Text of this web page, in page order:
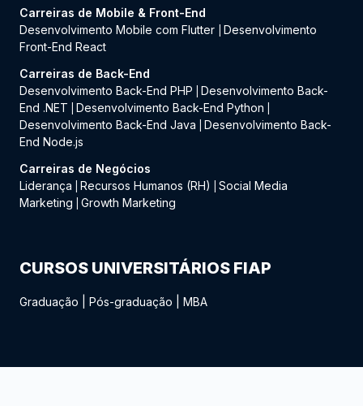
Carreiras de Mobile & Front-End
Desenvolvimento Mobile com Flutter
Desenvolvimento
Front-End React
Carreiras de Back-End
Desenvolvimento Back-End PHP
Desenvolvimento Back-
End .NET
Desenvolvimento Back-End Python
Desenvolvimento Back-End Java
Desenvolvimento Back-
End Node.js
Carreiras de Negócios
Liderança
Recursos Humanos (RH)
Social Media
Marketing
Growth Marketing
CURSOS UNIVERSITÁRIOS FIAP
Graduação Pós-graduação MBA